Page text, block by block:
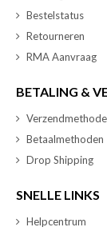
Bestelstatus
Retourneren
RMA Aanvraag
BETALING &
Betaalmethoden
Drop Shipping
SNELLE LINKS
Helpcentrum